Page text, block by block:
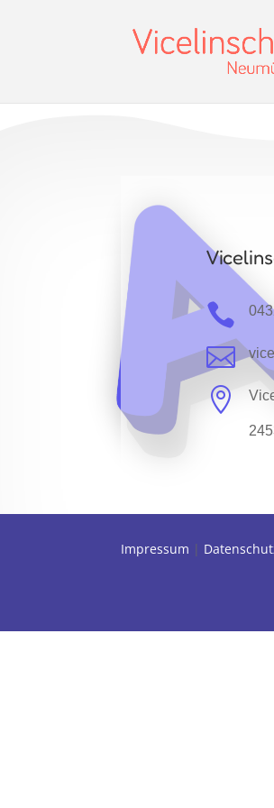



Impressum |